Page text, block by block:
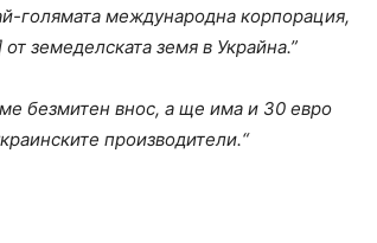
голямата международна корпорация,
земеделската земя в Украйна.”
безмитен внос, а ще има и 30 евро
производители.“